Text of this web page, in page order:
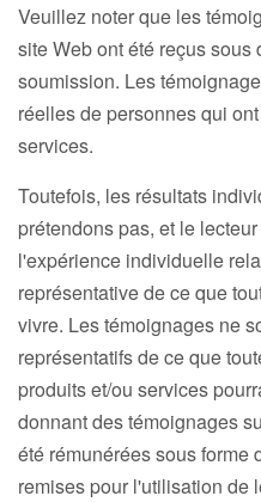
Veuillez noter que les
site Web ont été reçus sous
soumission. Les
réelles de personnes qui
services.
Toutefois, les résultats
prétendons pas, et le
l'expérience individuelle
représentative de ce que
vivre. Les témoignages ne
représentatifs de ce que
produits et/ou services
donnant des témoignages
été rémunérées sous forme
remises pour l'utilisation de